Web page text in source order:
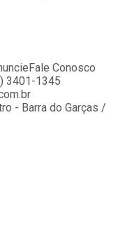
Fale Conosco
3401-1345
- Barra do Garças /